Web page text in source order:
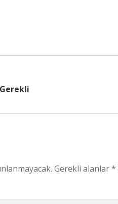
Gerekli alanlar*